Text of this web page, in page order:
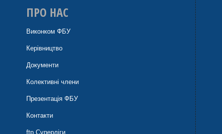
ПРО НАС
Виконком ФБУ
Керівництво
Документи
Колективні члени
Презентація ФБУ
Контакти
ftp Суперліги